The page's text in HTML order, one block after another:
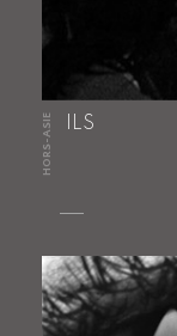
HORS-ASIE ILS